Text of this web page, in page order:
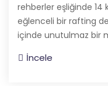
rehberler eşliğinde
eğlenceli bir rafting
içinde unutulmaz bir
İncele